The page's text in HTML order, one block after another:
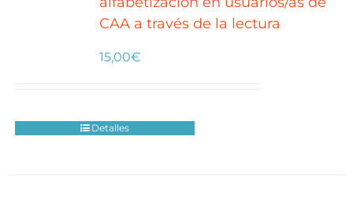
CAA a través de la lectura
15,00€
Detalles